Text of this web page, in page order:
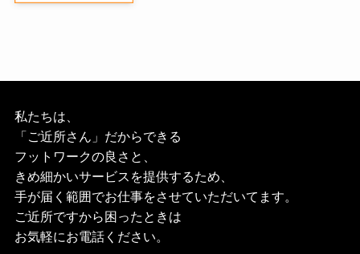
私たちは、
「ご近所さん」だからできる
フットワークの良さと、
きめ細かいサービスを提供するため、
手が届く範囲でお仕事をさせていただいてます。
ご近所ですから困ったときは
お気軽にお電話ください。